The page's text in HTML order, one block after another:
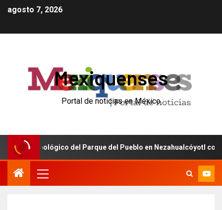
agosto 7, 2026
Mexiquenses
Portal de noticias en México
Zoológico del Parque del Pueblo en Nezahualcóyotl con